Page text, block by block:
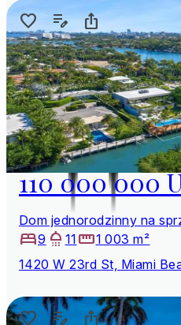
110 000 000
Dom jednorodzinny na
9
11
1 003 m²
1420 W 23rd St, Miami